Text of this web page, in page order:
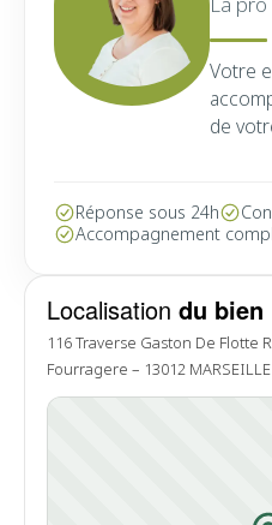
Localisation du bien
116 Traverse Gaston De Flotte
Fourragere – 13012 MARSEILLE
Votre
de
Réponse sous 24h
Accompagnement